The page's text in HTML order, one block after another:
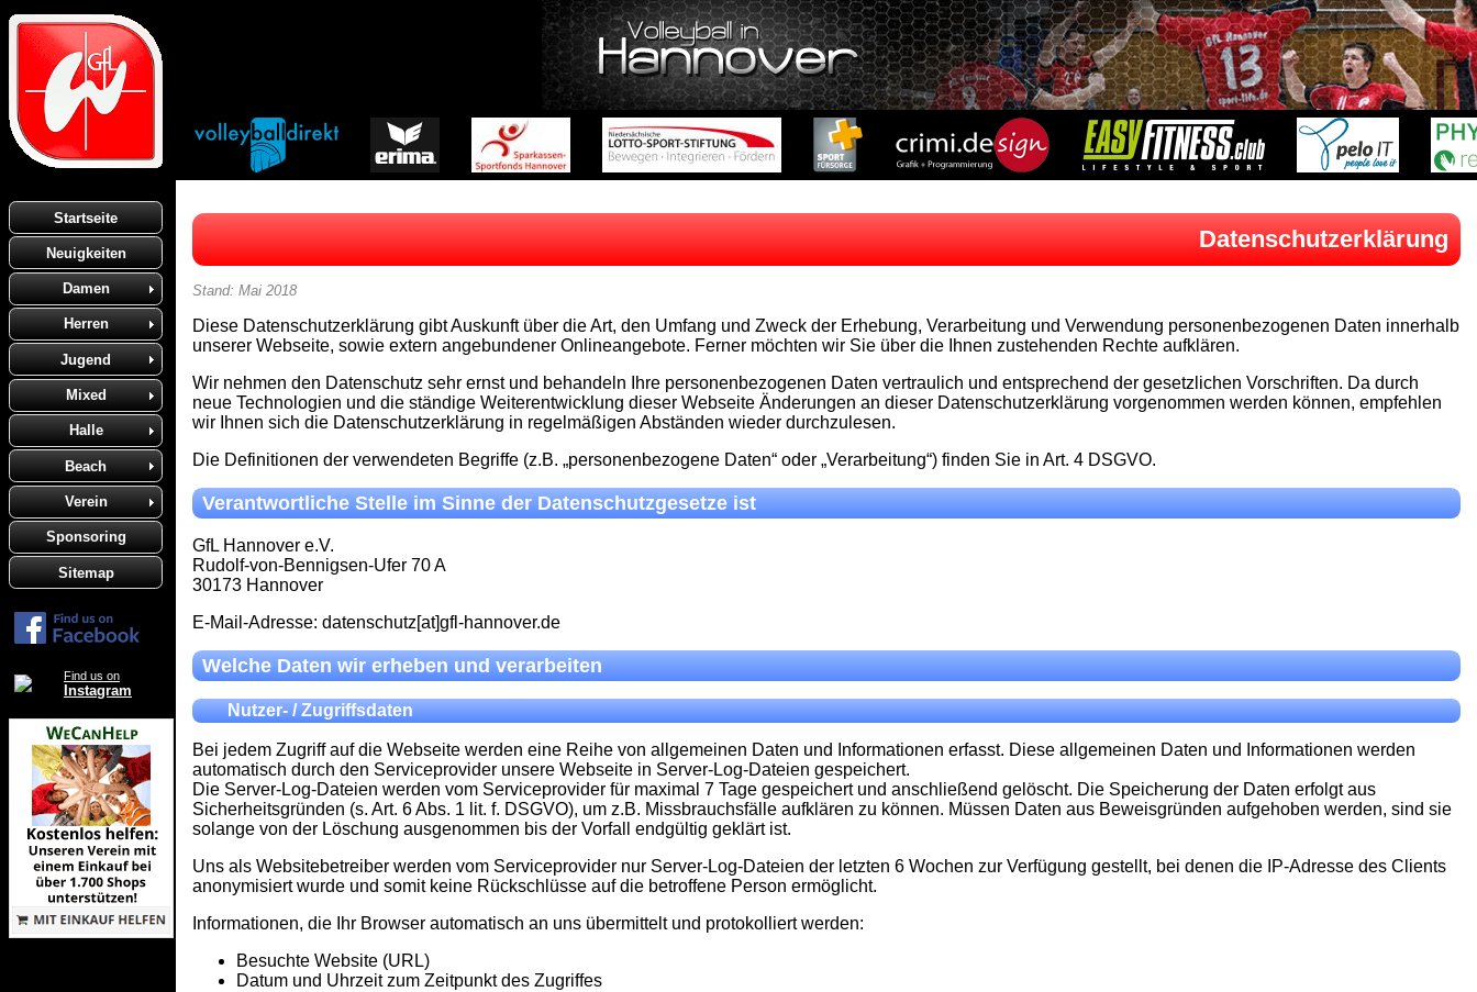
Startseite
Neuigkeiten
Damen
Herren
Jugend
Mixed
Halle
Beach
Verein
Sponsoring
Sitemap
Find us on
Instagram
Datenschutzerklärung
Stand: Mai 2018
Diese Datenschutzerklärung gibt Auskunft über die Art, den Umfang und Zweck der Erhebung, Verarbeitung und Verwendung personenbezogenen Daten innerhalb
unserer Webseite, sowie extern angebundener Onlineangebote. Ferner möchten wir Sie über die Ihnen zustehenden Rechte aufklären.
Wir nehmen den Datenschutz sehr ernst und behandeln Ihre personenbezogenen Daten vertraulich und entsprechend der gesetzlichen Vorschriften. Da durch
neue Technologien und die ständige Weiterentwicklung dieser Webseite Änderungen an dieser Datenschutzerklärung vorgenommen werden können, empfehlen
wir Ihnen sich die Datenschutzerklärung in regelmäßigen Abständen wieder durchzulesen.
Die Definitionen der verwendeten Begriffe (z.B. „personenbezogene Daten“ oder „Verarbeitung“) finden Sie in Art. 4 DSGVO.
Verantwortliche Stelle im Sinne der Datenschutzgesetze ist
GfL Hannover e.V.
Rudolf-von-Bennigsen-Ufer 70 A
30173 Hannover
E-Mail-Adresse: datenschutz[at]gfl-hannover.de
Welche Daten wir erheben und verarbeiten
Nutzer- / Zugriffsdaten
Bei jedem Zugriff auf die Webseite werden eine Reihe von allgemeinen Daten und Informationen erfasst. Diese allgemeinen Daten und Informationen werden
automatisch durch den Serviceprovider unsere Webseite in Server-Log-Dateien gespeichert.
Die Server-Log-Dateien werden vom Serviceprovider für maximal 7 Tage gespeichert und anschließend gelöscht. Die Speicherung der Daten erfolgt aus
Sicherheitsgründen (s. Art. 6 Abs. 1 lit. f. DSGVO), um z.B. Missbrauchsfälle aufklären zu können. Müssen Daten aus Beweisgründen aufgehoben werden, sind sie
solange von der Löschung ausgenommen bis der Vorfall endgültig geklärt ist.
Uns als Websitebetreiber werden vom Serviceprovider nur Server-Log-Dateien der letzten 6 Wochen zur Verfügung gestellt, bei denen die IP-Adresse des Clients
anonymisiert wurde und somit keine Rückschlüsse auf die betroffene Person ermöglicht.
Informationen, die Ihr Browser automatisch an uns übermittelt und protokolliert werden:
Besuchte Website (URL)
Datum und Uhrzeit zum Zeitpunkt des Zugriffes